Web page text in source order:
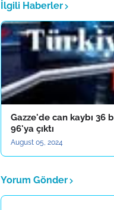
İlgili Haberler
Gazze'de can kaybı 36
96'ya çıktı
August 05, 2024
Yorum Gönder